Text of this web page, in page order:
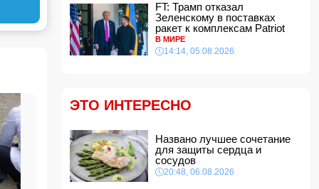
За семь месяцев гражданам возвращено
более 191 млн манатов
14:28, 06.08.2026
Конфискованную квартиру Салима
Асланбейли орденом "Шохрат"
Стали известны детали контракта Наримана
Ахундзаде с "Эрзурумспором"
14:04, 06.08.2026
Ильхам Алиев отозвал двух постоянных
FT: Трамп отказал
Зеленскому в поставках
ракет к комплексам Patriot
В МИРЕ
14:14, 05.08.2026
ЭТО ИНТЕРЕСНО
Названо лучшее сочетание
для защиты сердца и
сосудов
20:48, 06.08.2026